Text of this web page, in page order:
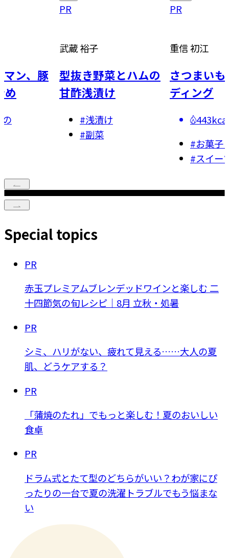
菜とハムの
け
け
重信 初江
さつまいものパンプ
ディング
443kcal
#お菓子・スイーツ
牧野 直子
豚肉の
#炒
#主菜
Special topics
PR
赤玉プレミアムブレンデッドワインと楽しむ 二
十四節気の旬レシピ｜8月 立秋・処暑
PR
シミ、ハリがない、疲れて見える……大人の夏
肌、どうケアする？
PR
「蒲焼のたれ」でもっと楽しむ！夏のおいしい
食卓
PR
ドラム式とたて型のどちらがいい？わが家にぴ
ったりの一台で夏の洗濯トラブルでもう悩まな
い